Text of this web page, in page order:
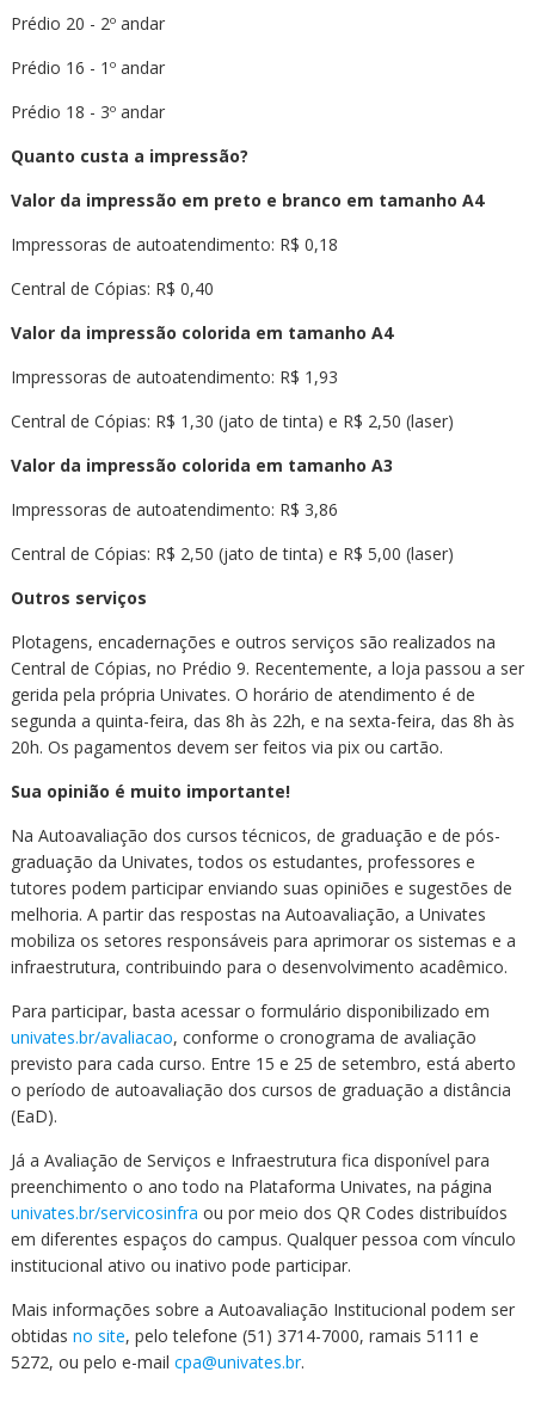
Prédio 20 - 2º andar
Prédio 16 - 1º andar
Prédio 18 - 3º andar
Quanto custa a impressão?
Valor da impressão em preto e branco em tamanho A4
Impressoras de autoatendimento: R$ 0,18
Central de Cópias: R$ 0,40
Valor da impressão colorida em tamanho A4
Impressoras de autoatendimento: R$ 1,93
Central de Cópias: R$ 1,30 (jato de tinta) e R$ 2,50 (laser)
Valor da impressão colorida em tamanho A3
Impressoras de autoatendimento: R$ 3,86
Central de Cópias: R$ 2,50 (jato de tinta) e R$ 5,00 (laser)
Outros serviços
Plotagens, encadernações e outros serviços são realizados na
Central de Cópias, no Prédio 9. Recentemente, a loja passou a ser
gerida pela própria Univates. O horário de atendimento é de
segunda a quinta-feira, das 8h às 22h, e na sexta-feira, das 8h às
20h. Os pagamentos devem ser feitos via pix ou cartão.
Sua opinião é muito importante!
Na Autoavaliação dos cursos técnicos, de graduação e de pós-
graduação da Univates, todos os estudantes, professores e
tutores podem participar enviando suas opiniões e sugestões de
melhoria. A partir das respostas na Autoavaliação, a Univates
mobiliza os setores responsáveis para aprimorar os sistemas e a
infraestrutura, contribuindo para o desenvolvimento acadêmico.
Para participar, basta acessar o formulário disponibilizado em
univates.br/avaliacao, conforme o cronograma de avaliação
previsto para cada curso. Entre 15 e 25 de setembro, está aberto
o período de autoavaliação dos cursos de graduação a distância
(EaD).
Já a Avaliação de Serviços e Infraestrutura fica disponível para
preenchimento o ano todo na Plataforma Univates, na página
univates.br/servicosinfra ou por meio dos QR Codes distribuídos
em diferentes espaços do campus. Qualquer pessoa com vínculo
institucional ativo ou inativo pode participar.
Mais informações sobre a Autoavaliação Institucional podem ser
obtidas no site, pelo telefone (51) 3714-7000, ramais 5111 e
5272, ou pelo e-mail cpa@univates.br.